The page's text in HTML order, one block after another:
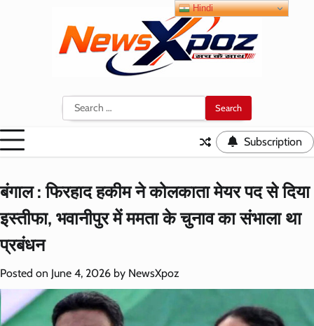
Search
for:
Subscription
बंगाल : फिरहाद हकीम ने कोलकाता मेयर पद से दिया
इस्तीफा, भवानीपुर में ममता के चुनाव का संभाला था
प्रबंधन
Posted on June 4, 2026 by NewsXpoz
Hindi